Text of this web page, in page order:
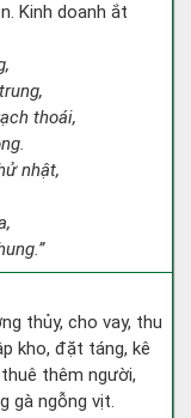
Kinh doanh ắt
thoái,
nhật,
thủy, cho vay, thu
kho, đặt táng, kê
thêm người,
gà ngỗng vịt.